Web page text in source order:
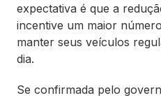
expectativa é que a
incentive um maior
manter seus veículos
dia.
Se confirmada pelo